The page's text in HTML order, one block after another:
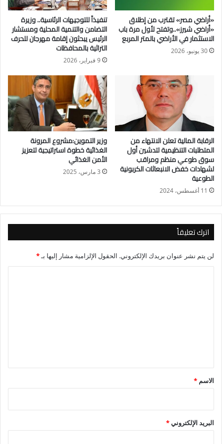
واستعرض الاجتماع الإجراءات التي يتم استكمالها حالياً لتسوية
المديونية المُستحقة لهيئة البريد، لدى بنك الاستثمار القومي بشكل
جذري، وفق أسس مقبولة للطرفين، حيث تمت الإشارة إلى أنه
سيتم توقيع بروتوكول تعاون بهذا الشأن، ببنود واضحة، تسهم في حل
الخدمات المتنوعة.
وتجدر الإشارة إلى أن الحكومة سبق أن بذلت جهوداً واسعة في ملف
فض التشابكات المالية، أسفر عن عدة نجاحات أهمها يتمثل في
سداد ديون التأمينات الاجتماعية، وفق بروتوكول محدد تلتزم به وزارة
المالية.
«أراضي مصر» تقترب من إطلاق
«أراضي شيرز»..وتفتح لأول مرة باب
الاستثمار في الأراضي بالمتر المربع
30 يونيو، 2026
تنفيذاً للتوجيهات الرئاسية.. وزيرة
التضامن والتنمية المحلية ومستشار
الرئيس يبحثون إقامة مهرجان للحرف
التراثية بالمحافظات
9 فبراير، 2026
الرقابة المالية تعلن الانتهاء من
المتطلبات التنظيمية لتدشين أول
سوق طوعي منظم ومراقب
لشهادات خفض الانبعاثات الكربونية
الطوعية
11 أغسطس، 2024
وزير التموين:مشروع المرونة
الغذائية خطوة استراتيجية لتعزيز
الأمن الغذائي
3 مارس، 2025
اترك تعليقاً
لن يتم نشر عنوان بريدك الإلكتروني. الحقول الإلزامية مشار إليها بـ*
*
الاسم *
البريد الإلكتروني*